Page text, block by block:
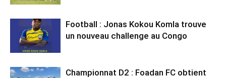
Football : Jonas Kokou Komla trouve
un nouveau challenge au Congo
Championnat D2 : Foadan FC obtient